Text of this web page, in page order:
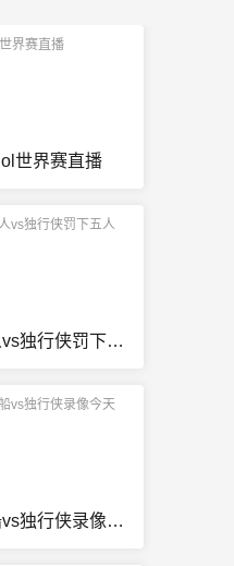
lol世界赛直播
湖人vs独行侠罚下五人
快船vs独行侠录像今天